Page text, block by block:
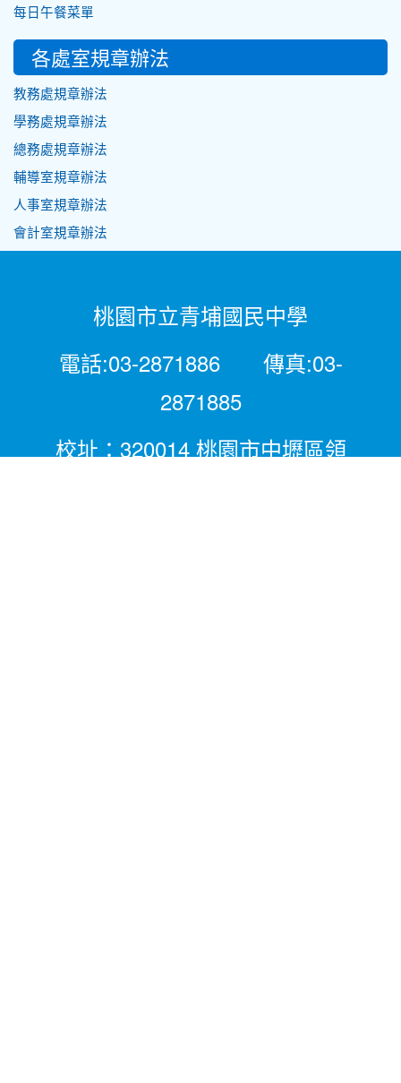
每日午餐菜單
各處室規章辦法
教務處規章辦法
學務處規章辦法
總務處規章辦法
輔導室規章辦法
人事室規章辦法
會計室規章辦法
桃園市立青埔國民中學
電話:03-2871886 傳真:03-
2871885
校址：320014 桃園市中壢區領